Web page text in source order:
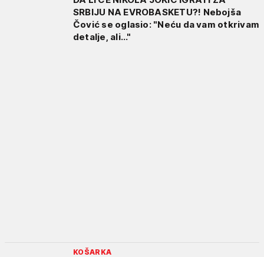
SRBIJU NA EVROBASKETU?! Nebojša
Čović se oglasio: "Neću da vam otkrivam
detalje, ali..."
KOŠARKA